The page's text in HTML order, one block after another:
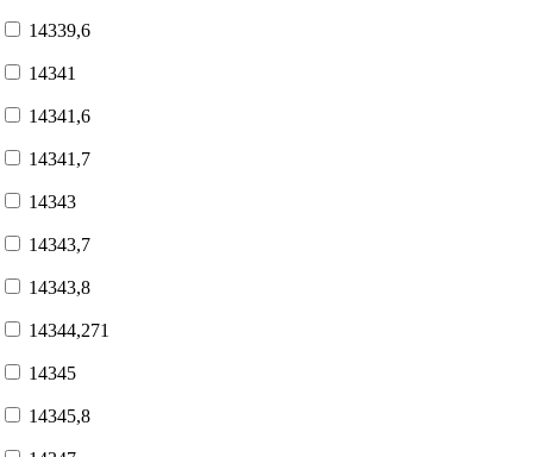
14339,6
14341
14341,6
14341,7
14343
14343,7
14343,8
14344,271
14345
14345,8